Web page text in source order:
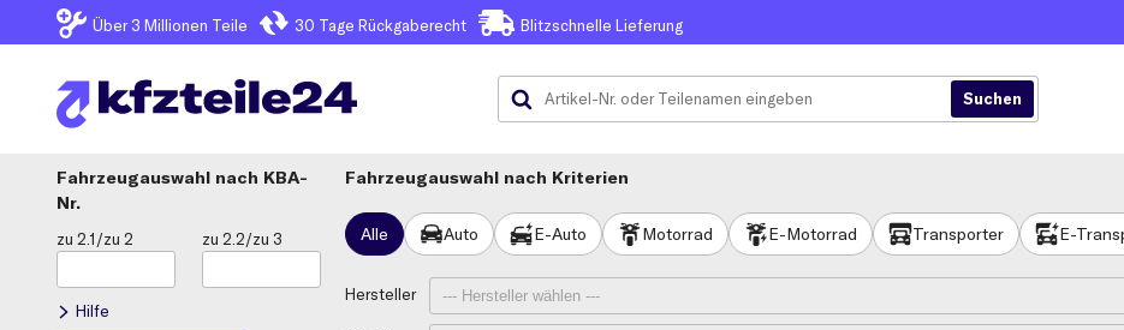
Über 3 Millionen Teile 30 Tage Rückgaberecht Blitzschnelle Lieferung
Fahrzeugauswahl
KBA-
Nr.
zu 2.1/zu 2 zu 2.2/zu 3
Hilfe
Fahrzeugauswahl nach Kriterien
Alle Auto E-Auto Motorrad E-Motorrad Transporter E-
Hersteller